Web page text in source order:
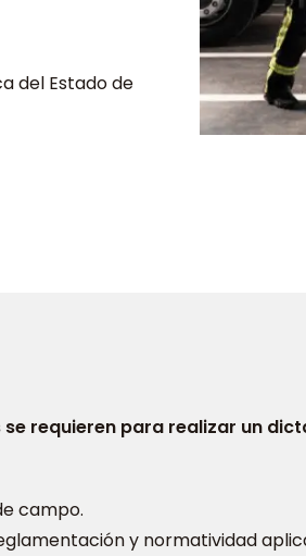
del Estado de
se requieren para realizar un
campo.
y normatividad